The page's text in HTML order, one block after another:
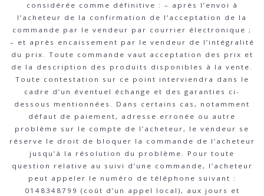
considérée comme définitive : – après l’envoi à
l’acheteur de la confirmation de l’acceptation de la
commande par le vendeur par courrier électronique ;
– et après encaissement par le vendeur de l’intégralité
du prix. Toute commande vaut acceptation des prix et
de la description des produits disponibles à la vente.
Toute contestation sur ce point interviendra dans le
cadre d’un éventuel échange et des garanties ci-
dessous mentionnées. Dans certains cas, notamment
défaut de paiement, adresse erronée ou autre
problème sur le compte de l’acheteur, le vendeur se
réserve le droit de bloquer la commande de l’acheteur
jusqu’à la résolution du problème. Pour toute
question relative au suivi d’une commande, l’acheteur
peut appeler le numéro de téléphone suivant :
0148348799 (coût d’un appel local), aux jours et